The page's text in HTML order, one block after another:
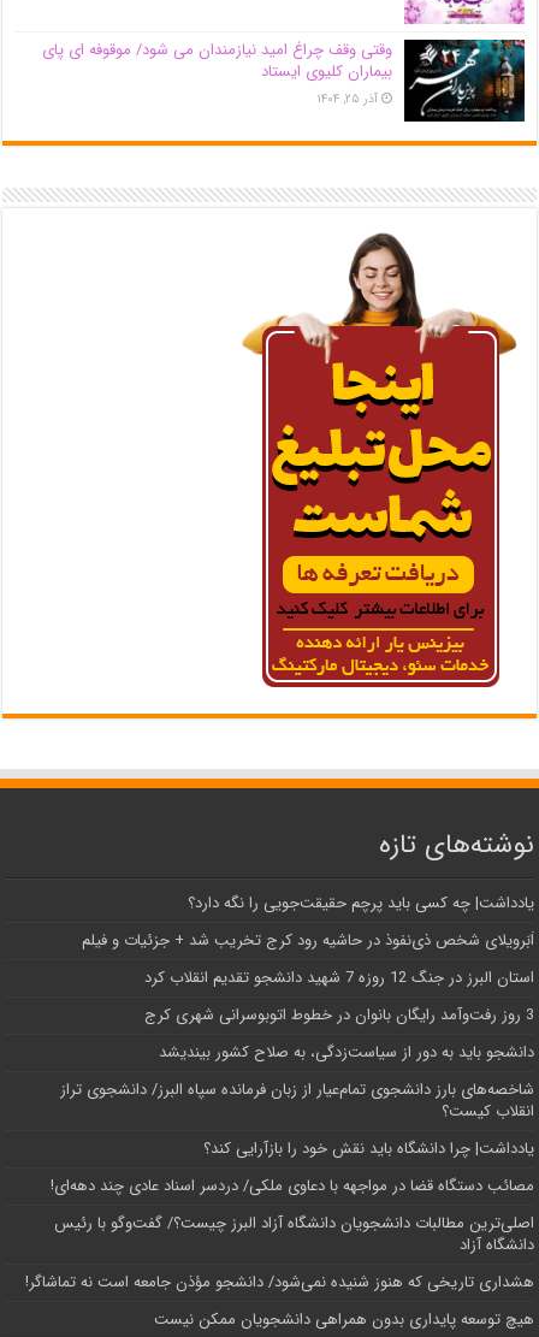
وقتی وقف چراغ امید نیازمندان می شود/ موقوفه ای پای
بیماران کلیوی ایستاد
آذر ۲۵, ۱۴۰۴
نوشته‌های تازه
یادداشت| ‌چه کسی باید پرچم حقیقت‌جویی را نگه دارد؟
اَبَر‌ویلای شخص ذی‌نفوذ در حاشیه‌ رود کرج تخریب شد + جزئیات و فیلم
استان البرز در جنگ 12 روزه 7 شهید دانشجو تقدیم انقلاب کرد
3 روز رفت‌وآمد رایگان بانوان در خطوط اتوبوسرانی شهری کرج
دانشجو باید به دور از سیاست‌زدگی، به صلاح کشور بیندیشد
شاخصه‌های بارز دانشجوی تمام‌عیار از زبان فرمانده سپاه البرز/ دانشجوی تراز
انقلاب کیست؟
یادداشت| چرا دانشگاه باید نقش خود را بازآرایی کند؟
مصائب دستگاه قضا در مواجهه با دعاوی ملکی/ دردسر اسناد عادی چند‌ دهه‌ای!
اصلی‌ترین مطالبات دانشجویان دانشگاه آزاد البرز چیست؟/ گفت‌وگو با رئیس
دانشگاه آز‌اد
هشداری تاریخی که هنوز شنیده نمی‌شود/ دانشجو مؤذن جامعه است نه تماشاگر!
هیچ توسعه پایداری بدون همراهی دانشجویان ممکن نیست